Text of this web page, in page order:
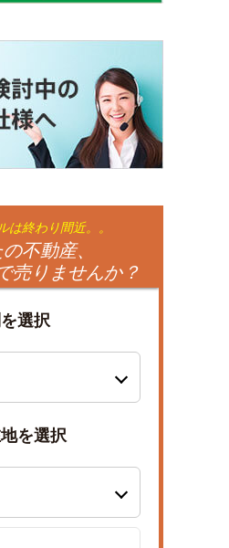
は終わり間近。。
不動産、
売りませんか？
選択
を選択